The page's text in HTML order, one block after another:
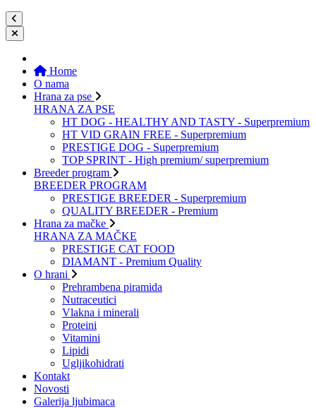
Home
O nama
Hrana za pse
HRANA ZA PSE
HT DOG - HEALTHY AND TASTY - Superpremium
HT VID GRAIN FREE - Superpremium
PRESTIGE DOG - Superpremium
TOP SPRINT - High premium/ superpremium
Breeder program
BREEDER PROGRAM
PRESTIGE BREEDER - Superpremium
QUALITY BREEDER - Premium
Hrana za mačke
HRANA ZA MAČKE
PRESTIGE CAT FOOD
DIAMANT - Premium Quality
O hrani
Prehrambena piramida
Nutraceutici
Vlakna i minerali
Proteini
Vitamini
Lipidi
Ugljikohidrati
Kontakt
Novosti
Galerija ljubimaca